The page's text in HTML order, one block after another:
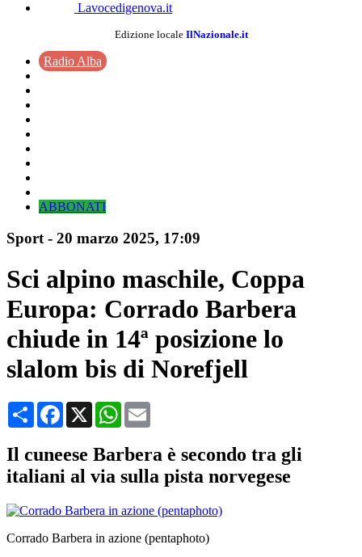
Lavocedigenova.it
Edizione locale IlNazionale.it
Radio Alba
ABBONATI
Sport - 20 marzo 2025, 17:09
Sci alpino maschile, Coppa
Europa: Corrado Barbera
chiude in 14ª posizione lo
slalom bis di Norefjell
CondividiFacebook
X WhatsApp
Il cuneese Barbera è secondo tra gli
italiani al via sulla pista norvegese
Corrado Barbera in azione (pentaphoto)